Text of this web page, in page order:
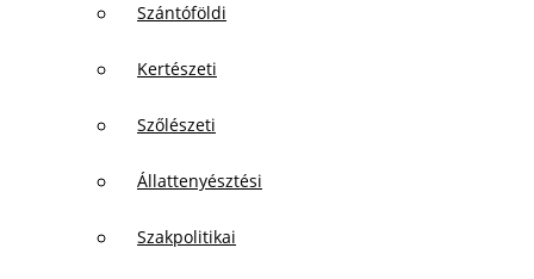
Szántóföldi
Kertészeti
Szőlészeti
Állattenyésztési
Szakpolitikai